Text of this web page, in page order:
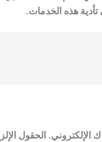
هذه الخدمات.
الإلكتروني. الحقول